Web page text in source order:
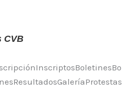
CVB
InscriptosBoletines
ResultadosGaleríaProtestas